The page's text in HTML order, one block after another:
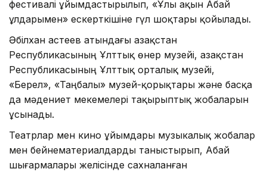
фестивалі ұйымдастырылып, «Ұлы ақын Абай
ұлдарымен» ескерткішіне гүл шоқтары қойылады.
Әбілхан Қастеев атындағы Қазақстан
Республикасының Ұлттық өнер музейі, Қазақстан
Республикасының Ұлттық орталық музейі,
«Берел», «Таңбалы» музей-қорықтары және басқа
да мәдениет мекемелері тақырыптық жобаларын
ұсынады.
Театрлар мен кино ұйымдары музыкалық жобалар
мен бейнематериалдарды таныстырып, Абай
шығармалары желісінде сахналанған